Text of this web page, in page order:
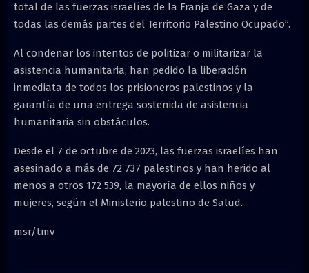
total de las fuerzas israelíes de la Franja de Gaza y de
todas las demás partes del Territorio Palestino Ocupado”.
Al condenar los intentos de politizar o militarizar la
asistencia humanitaria, han pedido la liberación
inmediata de todos los prisioneros palestinos y la
garantía de una entrega sostenida de asistencia
humanitaria sin obstáculos.
Desde el 7 de octubre de 2023, las fuerzas israelíes han
asesinado a más de 72 737 palestinos y han herido al
menos a otros 172 539, la mayoría de ellos niños y
mujeres, según el Ministerio palestino de Salud.
msr/tmv